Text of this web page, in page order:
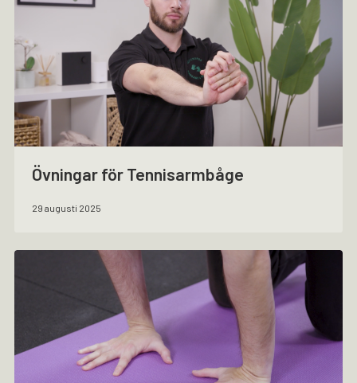
Övningar för Tennisarmbåge
29 augusti 2025